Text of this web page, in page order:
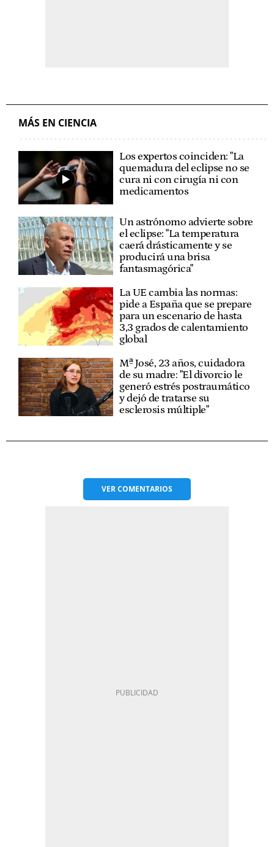
MÁS EN CIENCIA
Los expertos coinciden: "La
quemadura del eclipse no se
cura ni con cirugía ni con
medicamentos
Un astrónomo advierte sobre
el eclipse: "La temperatura
caerá drásticamente y se
producirá una brisa
fantasmagórica"
La UE cambia las normas:
pide a España que se prepare
para un escenario de hasta
3,3 grados de calentamiento
global
Mª José, 23 años, cuidadora
de su madre: "El divorcio le
generó estrés postraumático
y dejó de tratarse su
esclerosis múltiple"
VERCOMENTARIOS